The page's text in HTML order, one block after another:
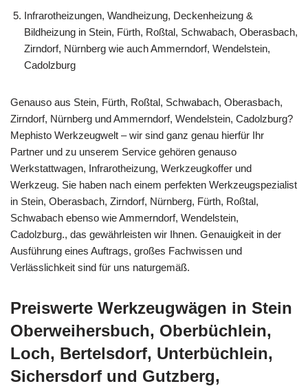
Infrarotheizungen, Wandheizung, Deckenheizung &
Bildheizung in Stein, Fürth, Roßtal, Schwabach, Oberasbach,
Zirndorf, Nürnberg wie auch Ammerndorf, Wendelstein,
Cadolzburg
Genauso aus Stein, Fürth, Roßtal, Schwabach, Oberasbach,
Zirndorf, Nürnberg und Ammerndorf, Wendelstein, Cadolzburg?
Mephisto Werkzeugwelt – wir sind ganz genau hierfür Ihr
Partner und zu unserem Service gehören genauso
Werkstattwagen, Infrarotheizung, Werkzeugkoffer und
Werkzeug. Sie haben nach einem perfekten Werkzeugspezialist
in Stein, Oberasbach, Zirndorf, Nürnberg, Fürth, Roßtal,
Schwabach ebenso wie Ammerndorf, Wendelstein,
Cadolzburg., das gewährleisten wir Ihnen. Genauigkeit in der
Ausführung eines Auftrags, großes Fachwissen und
Verlässlichkeit sind für uns naturgemäß.
Preiswerte Werkzeugwägen in Stein
Oberweihersbuch, Oberbüchlein,
Loch, Bertelsdorf, Unterbüchlein,
Sichersdorf und Gutzberg,